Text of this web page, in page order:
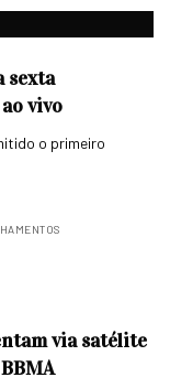
sexta
vivo
o primeiro
via satélite